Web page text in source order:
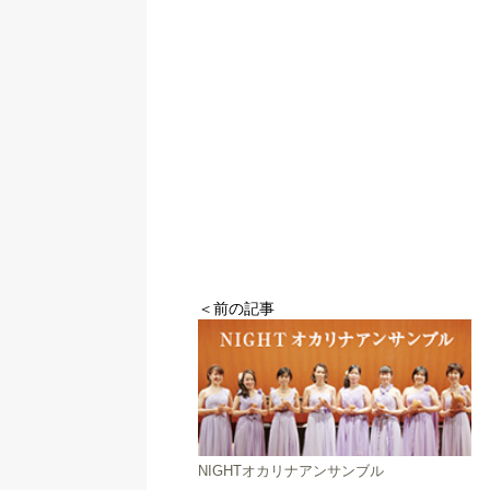
＜前の記事
NIGHTオカリナアンサンブル